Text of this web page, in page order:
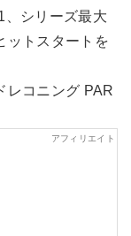
、シリーズ最大
ットスタートを
レコニング PAR